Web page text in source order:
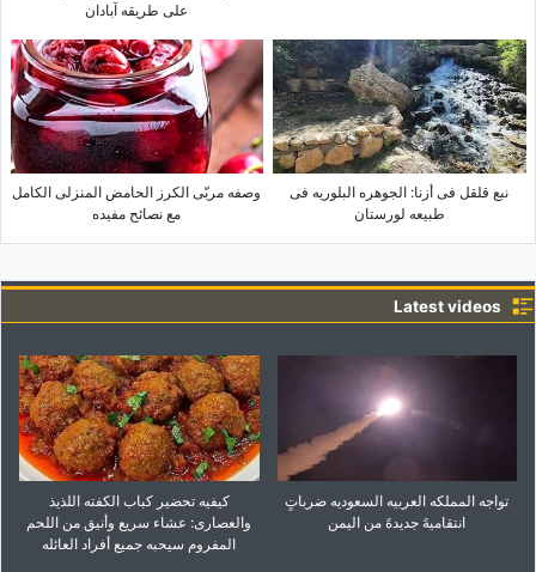
على طریقه آبادان
نبع قلقل فی أزنا: الجوهره البلوریه فی
طبیعه لورستان
وصفه مربّى الکرز الحامض المنزلی الکامل
مع نصائح مفیده
Latest videos
تواجه المملکه العربیه السعودیه ضرباتٍ
انتقامیهً جدیدهً من الیمن
کیفیه تحضیر کباب الکفته اللذیذ
والعصاری: عشاء سریع وأنیق من اللحم
المفروم سیحبه جمیع أفراد العائله